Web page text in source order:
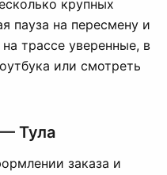
крупных
пауза на пересмену и
трассе уверенные, в
или смотреть
Тула
заказа и